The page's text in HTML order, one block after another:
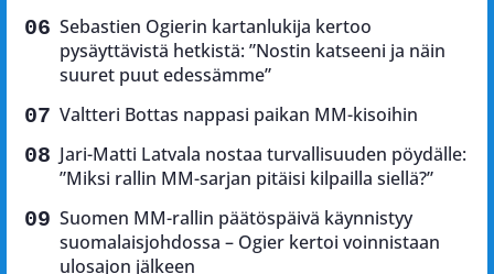
Sebastien Ogierin kartanlukija kertoo
pysäyttävistä hetkistä: ”Nostin katseeni ja näin
suuret puut edessämme”
Valtteri Bottas nappasi paikan MM-kisoihin
Jari-Matti Latvala nostaa turvallisuuden pöydälle:
”Miksi rallin MM-sarjan pitäisi kilpailla siellä?”
Suomen MM-rallin päätöspäivä käynnistyy
suomalaisjohdossa – Ogier kertoi voinnistaan
ulosajon jälkeen